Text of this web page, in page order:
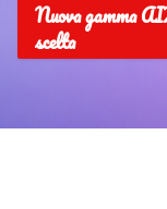
Nuova gamma
scelta